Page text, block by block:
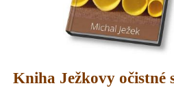
Kniha Ježkovy očistné